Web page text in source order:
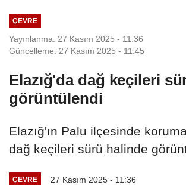
ÇEVRE
Yayınlanma: 27 Kasım 2025 - 11:36
Güncelleme: 27 Kasım 2025 - 11:45
Elazığ'da dağ keçileri
görüntülendi
Elazığ'ın Palu ilçesinde
dağ keçileri sürü halinde
ÇEVRE 27 Kasım 2025 - 11:36